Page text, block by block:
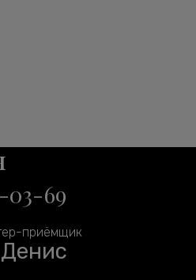
03-69
приёмщик